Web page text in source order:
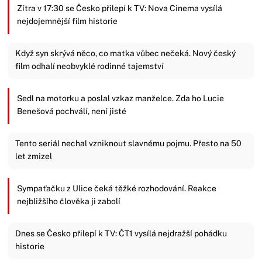
Zítra v 17:30 se Česko přilepí k TV: Nova Cinema vysílá
nejdojemnější film historie
Když syn skrývá něco, co matka vůbec nečeká. Nový český
film odhalí neobvyklé rodinné tajemství
Sedl na motorku a poslal vzkaz manželce. Zda ho Lucie
Benešová pochválí, není jisté
Tento seriál nechal vzniknout slavnému pojmu. Přesto na 50
let zmizel
Sympaťačku z Ulice čeká těžké rozhodování. Reakce
nejbližšího člověka ji zabolí
Dnes se Česko přilepí k TV: ČT1 vysílá nejdražší pohádku
historie